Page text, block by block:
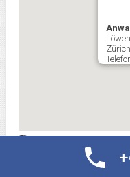
Zürich
Route